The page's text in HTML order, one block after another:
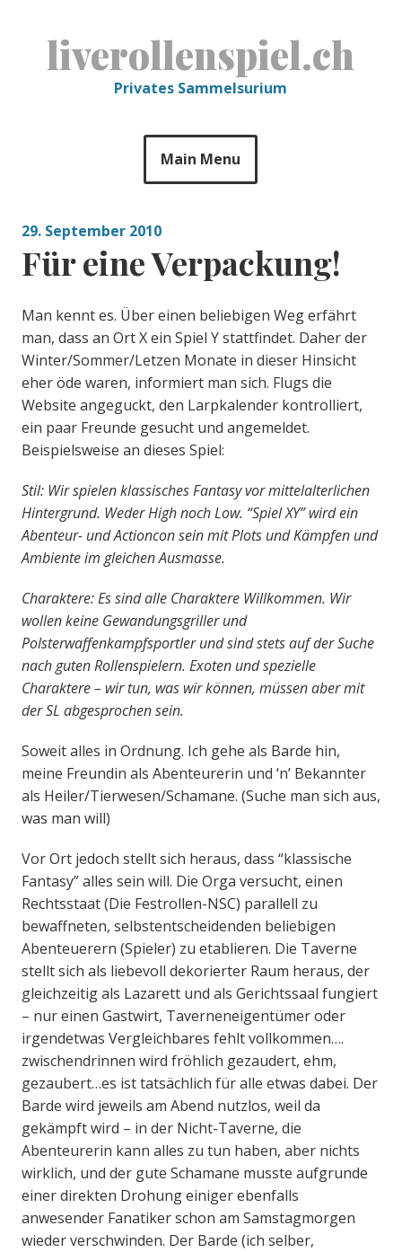
liverollenspiel.ch
Privates Sammelsurium
Main Menu
29. September 2010
Für eine Verpackung!
Man kennt es. Über einen beliebigen Weg erfährt
man, dass an Ort X ein Spiel Y stattfindet. Daher der
Winter/Sommer/Letzen Monate in dieser Hinsicht
eher öde waren, informiert man sich. Flugs die
Website angeguckt, den Larpkalender kontrolliert,
ein paar Freunde gesucht und angemeldet.
Beispielsweise an dieses Spiel:
Stil: Wir spielen klassisches Fantasy vor mittelalterlichen
Hintergrund. Weder High noch Low. “Spiel XY” wird ein
Abenteur- und Actioncon sein mit Plots und Kämpfen und
Ambiente im gleichen Ausmasse.
Charaktere: Es sind alle Charaktere Willkommen. Wir
wollen keine Gewandungsgriller und
Polsterwaffenkampfsportler und sind stets auf der Suche
nach guten Rollenspielern. Exoten und spezielle
Charaktere – wir tun, was wir können, müssen aber mit
der SL abgesprochen sein.
Soweit alles in Ordnung. Ich gehe als Barde hin,
meine Freundin als Abenteurerin und ‘n’ Bekannter
als Heiler/Tierwesen/Schamane. (Suche man sich aus,
was man will)
Vor Ort jedoch stellt sich heraus, dass “klassische
Fantasy” alles sein will. Die Orga versucht, einen
Rechtsstaat (Die Festrollen-NSC) parallell zu
bewaffneten, selbstentscheidenden beliebigen
Abenteuerern (Spieler) zu etablieren. Die Taverne
stellt sich als liebevoll dekorierter Raum heraus, der
gleichzeitig als Lazarett und als Gerichtssaal fungiert
– nur einen Gastwirt, Taverneneigentümer oder
irgendetwas Vergleichbares fehlt vollkommen….
zwischendrinnen wird fröhlich gezaudert, ehm,
gezaubert…es ist tatsächlich für alle etwas dabei. Der
Barde wird jeweils am Abend nutzlos, weil da
gekämpft wird – in der Nicht-Taverne, die
Abenteurerin kann alles zu tun haben, aber nichts
wirklich, und der gute Schamane musste aufgrunde
einer direkten Drohung einiger ebenfalls
anwesender Fanatiker schon am Samstagmorgen
wieder verschwinden. Der Barde (ich selber,